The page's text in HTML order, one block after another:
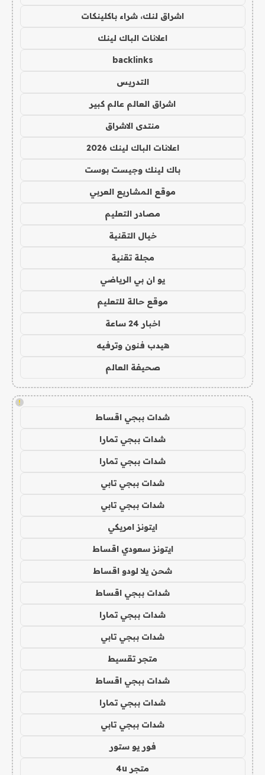
اشراق لنك، شراء باكلينكات
اعلانات الباك لينك
backlinks
التدريس
اشراق العالم عالم كبير
منتدى الاشراق
اعلانات الباك لينك 2026
باك لينك وجيست بوست
موقع المشاريع العربي
مصادر التعليم
خيال التقنية
مجلة تقنية
يو ان بي الرياضي
موقع حالة للتعليم
اخبار 24 ساعة
هيدب فنون وترفيه
صحيفة العالم
!
شدات ببجي اقساط
شدات ببجي تمارا
شدات ببجي تمارا
شدات ببجي تابي
شدات ببجي تابي
ايتونز امريكي
ايتونز سعودي اقساط
شحن يلا لودو اقساط
شدات ببجي اقساط
شدات ببجي تمارا
شدات ببجي تابي
متجر تقسيط
شدات ببجي اقساط
شدات ببجي تمارا
شدات ببجي تابي
فور يو ستور
متجر 4u